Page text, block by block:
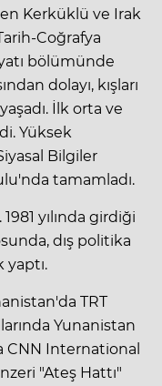
Kerküklü ve Irak
Coğrafya
bölümünde
dolayı, kışları
İlk orta ve
Yüksek
Bilgiler
tamamladı.
yılında girdiği
dış politika
yaptı.
TRT
Yunanistan
CNN International
"Ateş Hattı"